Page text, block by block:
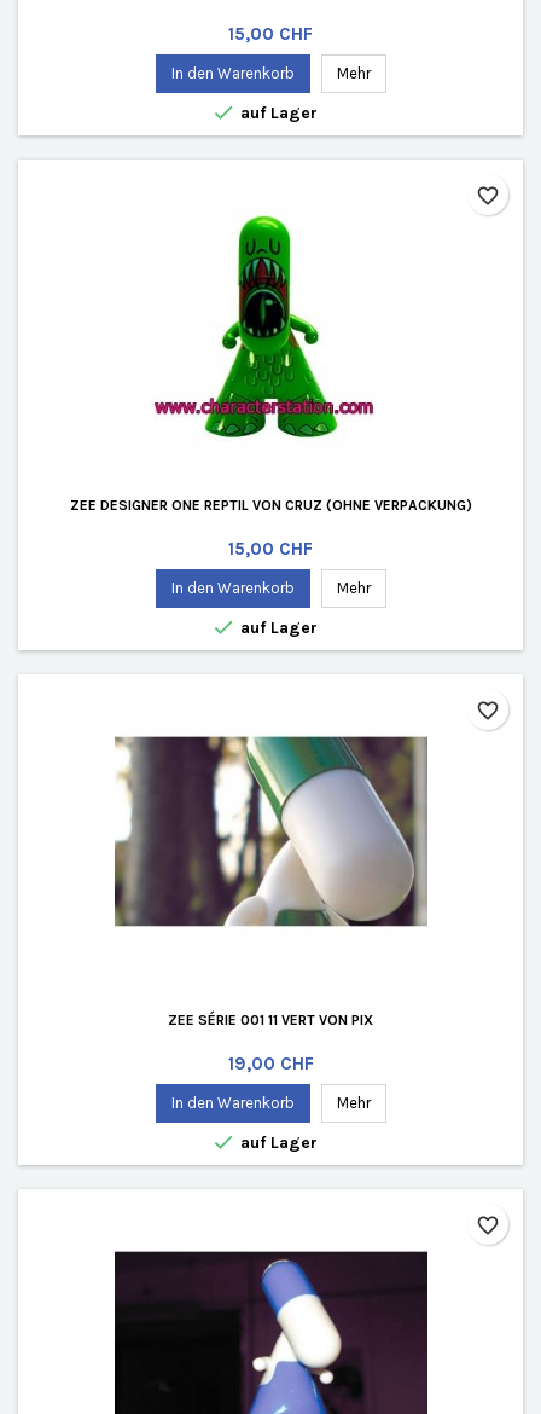
Preis
15,00 CHF
In den Warenkorb Mehr
 auf Lager
ZEE DESIGNER ONE REPTIL VON CRUZ (OHNE VERPACKUNG)
Preis
15,00 CHF
In den Warenkorb Mehr
 auf Lager
favorite_border
ZEE SÉRIE 001 11 VERT VON PIX
Preis
19,00 CHF
In den Warenkorb Mehr
 auf Lager
favorite_border
favorite_border